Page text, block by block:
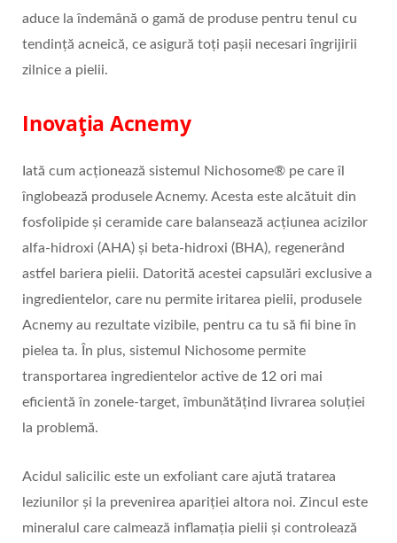
aduce la îndemână o gamă de produse pentru tenul cu
tendință acneică, ce asigură toți pașii necesari îngrijirii
zilnice a pielii.
Inovația Acnemy
Iată cum acționează sistemul Nichosome® pe care îl
înglobează produsele Acnemy. Acesta este alcătuit din
fosfolipide și ceramide care balansează acțiunea acizilor
alfa-hidroxi (AHA) și beta-hidroxi (BHA), regenerând
astfel bariera pielii. Datorită acestei capsulări exclusive a
ingredientelor, care nu permite iritarea pielii, produsele
Acnemy au rezultate vizibile, pentru ca tu să fii bine în
pielea ta. În plus, sistemul Nichosome permite
transportarea ingredientelor active de 12 ori mai
eficientă în zonele-target, îmbunătățind livrarea soluției
la problemă.
Acidul salicilic este un exfoliant care ajută tratarea
leziunilor și la prevenirea apariției altora noi. Zincul este
mineralul care calmează inflamația pielii și controlează